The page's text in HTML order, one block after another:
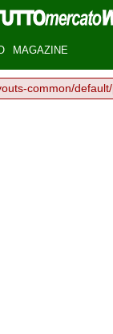
MAGAZINE
common/